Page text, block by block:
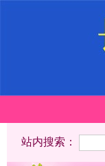
站内搜索：